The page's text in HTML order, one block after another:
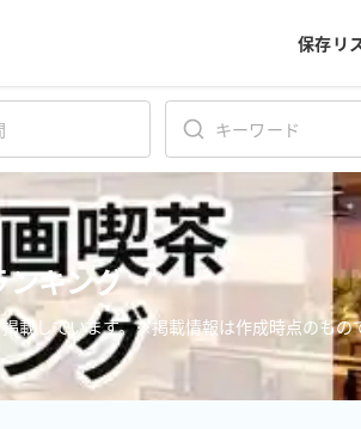
保存リ
ンキング
載しています。※掲載情報は作成時点のもの